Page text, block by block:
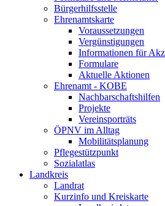
Bürgerhilfsstelle
Ehrenamtskarte
Voraussetzungen
Vergünstigungen
Informationen für
Formulare
Aktuelle Aktionen
Ehrenamt - KOBE
Nachbarschaftshilfen
Projekte
Vereinsporträts
ÖPNV im Alltag
Mobilitätsplanung
Pflegestützpunkt
Sozialatlas
Landkreis
Landrat
Kurzinfo und Kreiskarte